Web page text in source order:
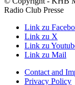
Radio Club Presse
Link zu
Link zu X
Link zu
Link zu Mail
Contact and
Privacy Policy